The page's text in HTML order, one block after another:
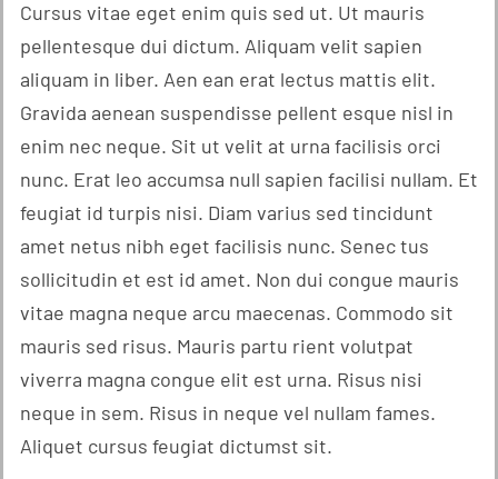
Cursus vitae eget enim quis sed ut. Ut mauris
pellentesque dui dictum. Aliquam velit sapien
aliquam in liber. Aen ean erat lectus mattis elit.
Gravida aenean suspendisse pellent esque nisl in
enim nec neque. Sit ut velit at urna facilisis orci
nunc. Erat leo accumsa null sapien facilisi nullam. Et
feugiat id turpis nisi. Diam varius sed tincidunt
amet netus nibh eget facilisis nunc. Senec tus
sollicitudin et est id amet. Non dui congue mauris
vitae magna neque arcu maecenas. Commodo sit
mauris sed risus. Mauris partu rient volutpat
viverra magna congue elit est urna. Risus nisi
neque in sem. Risus in neque vel nullam fames.
Aliquet cursus feugiat dictumst sit.